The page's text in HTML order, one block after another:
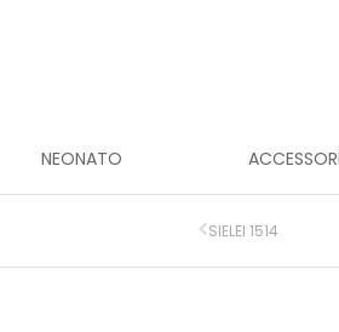
NEONATO ACCESSORI
SIELEI 1514